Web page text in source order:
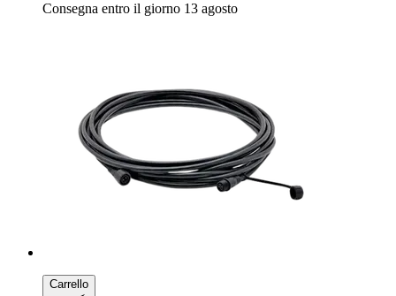
Consegna entro il giorno 13 agosto
Carrello